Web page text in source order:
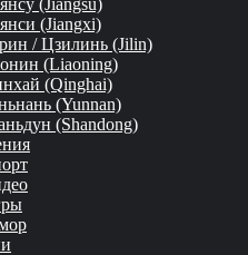
(Jiangsu)
(Jiangxi)
/ Цзилинь (Jilin)
(Liaoning)
(Qinghai)
(Yunnan)
(Shandong)